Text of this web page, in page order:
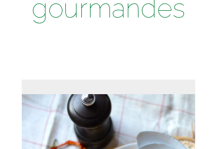
gourmandes